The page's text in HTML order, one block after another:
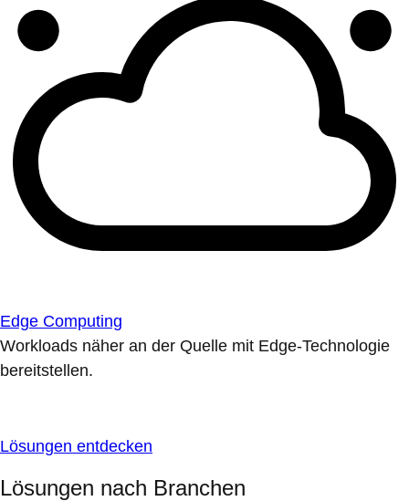
Edge Computing
Workloads näher an der Quelle mit Edge-Technologie
bereitstellen.
Lösungen entdecken
Lösungen nach Branchen